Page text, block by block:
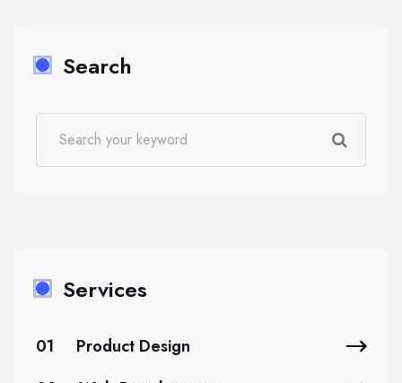
Search
Services
01
Product Design